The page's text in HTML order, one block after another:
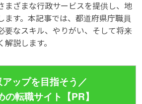
まざまな行政サービスを提供し、地
ます。本記事では、都道府県庁職員
要なスキル、やりがい、そして将来
説します。
アップを目指そう／
の転職サイト【PR】